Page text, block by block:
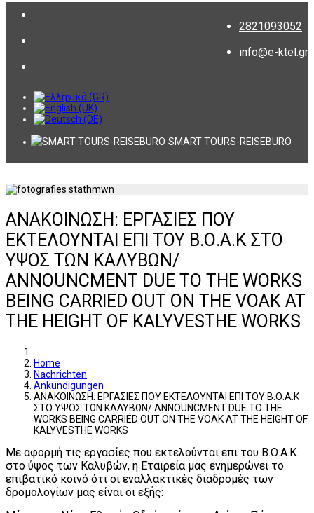
2821093052
info@e-ktel.gr
SMART TOURS-REISEBURO
ΑΝΑΚΟΙΝΩΣΗ: ΕΡΓΑΣΙΕΣ ΠΟΥ
ΕΚΤΕΛΟΥΝΤΑΙ ΕΠΙ ΤΟΥ Β.Ο.Α.Κ ΣΤΟ
ΥΨΟΣ ΤΩΝ ΚΑΛΥΒΩΝ/
ANNOUNCMENT DUE TO THE WORKS
BEING CARRIED OUT ON THE VOAK AT
THE HEIGHT OF KALYVESTHE WORKS
Home
Nachrichten
Ankündigungen
ΑΝΑΚΟΙΝΩΣΗ: ΕΡΓΑΣΙΕΣ ΠΟΥ ΕΚΤΕΛΟΥΝΤΑΙ ΕΠΙ ΤΟΥ Β.Ο.Α.Κ
ΣΤΟ ΥΨΟΣ ΤΩΝ ΚΑΛΥΒΩΝ/ ANNOUNCMENT DUE TO THE
WORKS BEING CARRIED OUT ON THE VOAK AT THE HEIGHT OF
KALYVESTHE WORKS
Με αφορμή τις εργασίες που εκτελούνται επι του Β.Ο.Α.Κ.
στο ύψος των Καλυβών, η Εταιρεία μας ενημερώνει το
επιβατικό κοινό ότι οι εναλλακτικές διαδρομές των
δρομολογίων μας είναι οι εξής: